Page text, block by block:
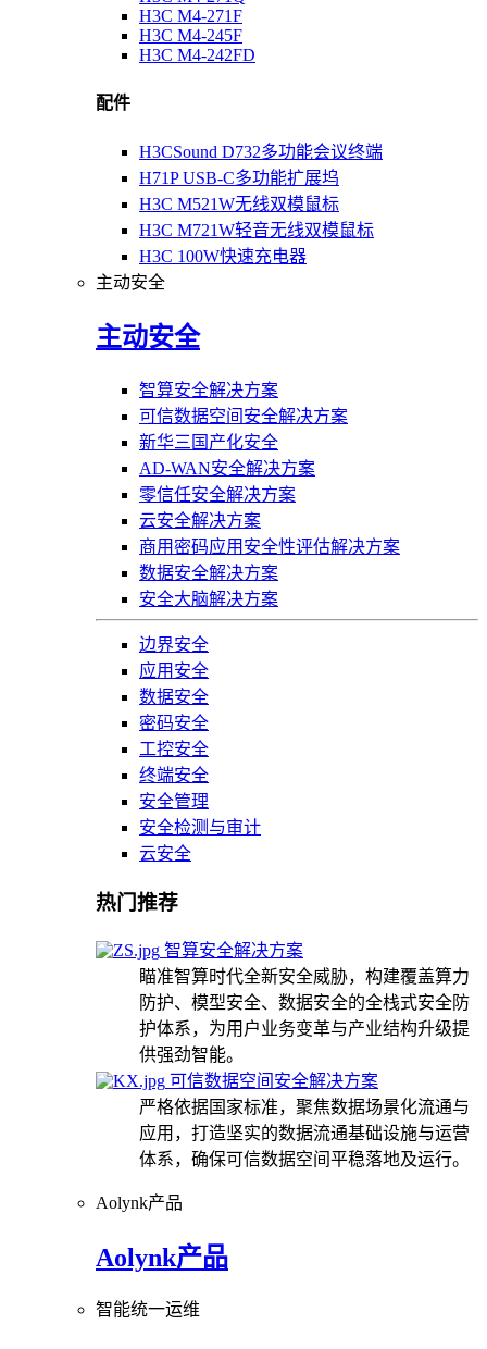
H3C M4-271F
H3C M4-245F
H3C M4-242FD
配件
H3CSound D732多功能会议终端
H71P USB-C多功能扩展坞
H3C M521W无线双模鼠标
H3C M721W轻音无线双模鼠标
H3C 100W快速充电器
主动安全
主动安全
智算安全解决方案
可信数据空间安全解决方案
新华三国产化安全
AD-WAN安全解决方案
零信任安全解决方案
云安全解决方案
商用密码应用安全性评估解决方案
数据安全解决方案
安全大脑解决方案
边界安全
应用安全
数据安全
密码安全
工控安全
终端安全
安全管理
安全检测与审计
云安全
热门推荐
智算安全解决方案
瞄准智算时代全新安全威胁，构建覆盖算力
防护、模型安全、数据安全的全栈式安全防
护体系，为用户业务变革与产业结构升级提
供强劲智能。
可信数据空间安全解决方案
严格依据国家标准，聚焦数据场景化流通与
应用，打造坚实的数据流通基础设施与运营
体系，确保可信数据空间平稳落地及运行。
Aolynk产品
Aolynk产品
智能统一运维